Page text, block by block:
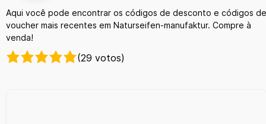
Aqui você pode encontrar os códigos de desconto e códigos de
voucher mais recentes em Naturseifen-manufaktur. Compre à
venda!
(29 votos)